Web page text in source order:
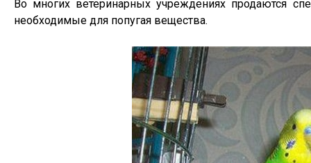
Во многих ветеринарных учреждениях продаются
необходимые для попугая вещества.